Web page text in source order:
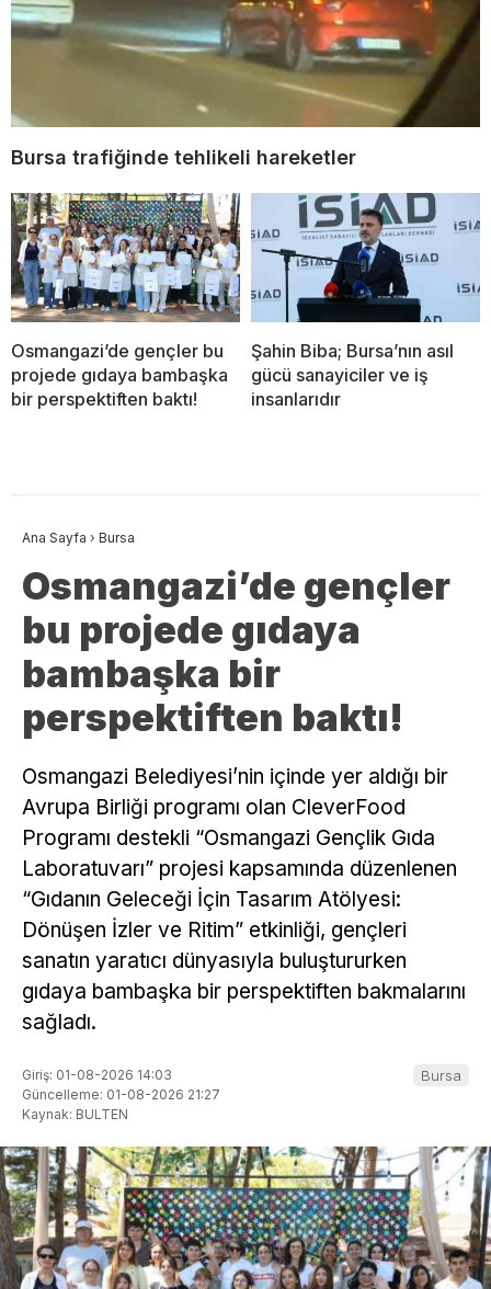
Bursa trafiğinde tehlikeli hareketler
Osmangazi’de gençler bu
projede gıdaya bambaşka
bir perspektiften baktı!
Şahin Biba; Bursa’nın asıl
gücü sanayiciler ve iş
insanlarıdır
Ana Sayfa › Bursa
Osmangazi’de gençler
bu projede gıdaya
bambaşka bir
perspektiften baktı!
Osmangazi Belediyesi’nin içinde yer aldığı bir
Avrupa Birliği programı olan CleverFood
Programı destekli “Osmangazi Gençlik Gıda
Laboratuvarı” projesi kapsamında düzenlenen
“Gıdanın Geleceği İçin Tasarım Atölyesi:
Dönüşen İzler ve Ritim” etkinliği, gençleri
sanatın yaratıcı dünyasıyla buluştururken
gıdaya bambaşka bir perspektiften bakmalarını
sağladı.
Giriş: 01-08-2026 14:03
Güncelleme: 01-08-2026 21:27
Kaynak: BULTEN
Bursa